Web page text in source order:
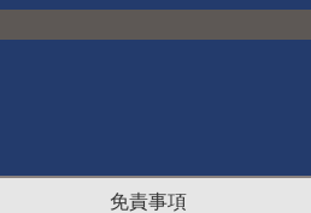
免責事項